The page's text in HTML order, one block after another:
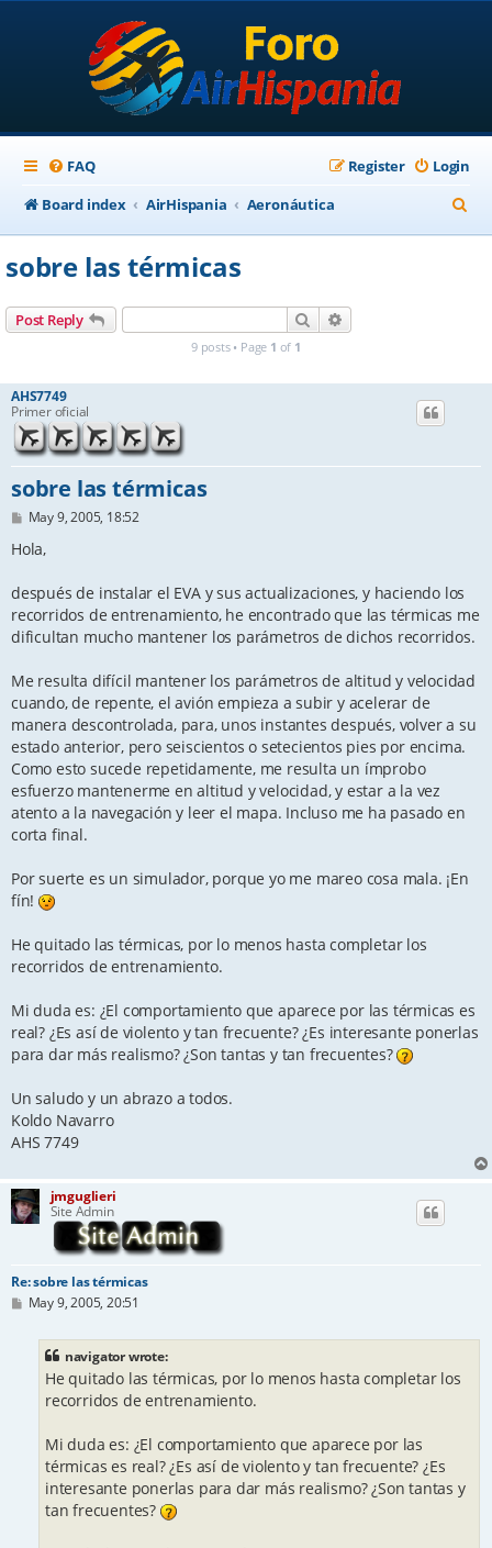
FAQ Login
Register
Board index
AirHispania Aeronáutica
e
sobre las térmicas
Post Reply Search
9 posts • Page 1 of 1
AHS7749
Primer oficial
sobre las térmicas
P
s
May 9, 2005, 18:52
Hola,
después de instalar el EVA y sus actualizaciones, y haciendo los
recorridos de entrenamiento, he encontrado que las térmicas me
dificultan mucho mantener los parámetros de dichos recorridos.
Me resulta difícil mantener los parámetros de altitud y velocidad
cuando, de repente, el avión empieza a subir y acelerar de
manera descontrolada, para, unos instantes después, volver a su
estado anterior, pero seiscientos o setecientos pies por encima.
Como esto sucede repetidamente, me resulta un ímprobo
esfuerzo mantenerme en altitud y velocidad, y estar a la vez
atento a la navegación y leer el mapa. Incluso me ha pasado en
corta final.
Por suerte es un simulador, porque yo me mareo cosa mala. ¡En
fín!
He quitado las térmicas, por lo menos hasta completar los
recorridos de entrenamiento.
Mi duda es: ¿El comportamiento que aparece por las térmicas es
real? ¿Es así de violento y tan frecuente? ¿Es interesante ponerlas
para dar más realismo? ¿Son tantas y tan frecuentes?
Un saludo y un abrazo a todos.
Koldo Navarro
AHS 7749
jmguglieri
Site Admin
Re: sobre las térmicas
PMay 9, 2005, 20:51
navigator wrote:
He quitado las térmicas, por lo menos hasta completar los
recorridos de entrenamiento.
Mi duda es: ¿El comportamiento que aparece por las
térmicas es real? ¿Es así de violento y tan frecuente? ¿Es
interesante ponerlas para dar más realismo? ¿Son tantas y
tan frecuentes?